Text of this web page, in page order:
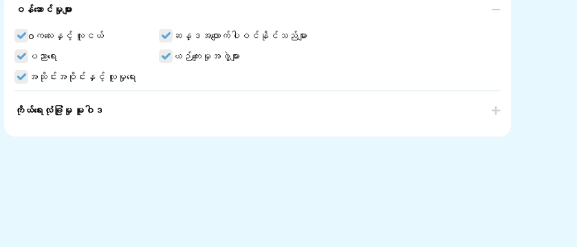
ဝန်ဆောင်မှုများ
oကလေးနှင့် လူငယ်
ဆန္ဒအလျောက်ပါဝင်နိုင်သည်များ
ပညာရေး
ယဉ်ကျေးမှုအဖွဲ့များ
အသိုင်းအဝိုင်းနှင့် လူမှုရေး
ကိုယ်ရေးလုံခြုံမှု မူဝါဒ